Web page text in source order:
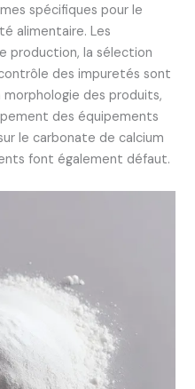
spécifiques pour le
alimentaire. Les
production, la sélection
des impuretés sont
morphologie des produits,
des équipements
le carbonate de calcium
font également défaut.